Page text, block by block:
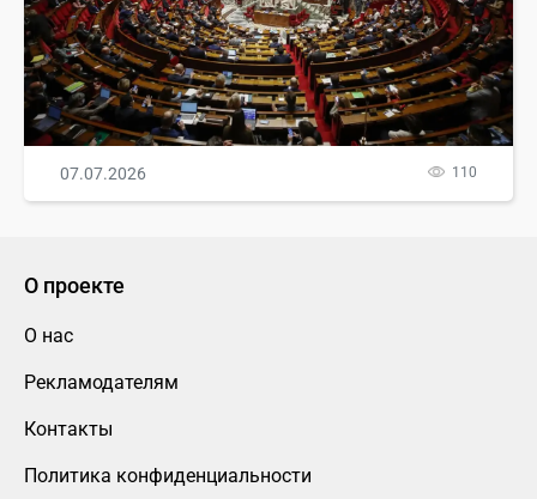
07.07.2026 110
О проекте
О нас
Рекламодателям
Контакты
Политика конфиденциальности